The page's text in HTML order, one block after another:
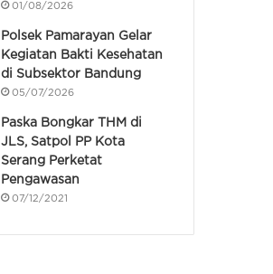
01/08/2026
Polsek Pamarayan Gelar
Kegiatan Bakti Kesehatan
di Subsektor Bandung
05/07/2026
Paska Bongkar THM di
JLS, Satpol PP Kota
Serang Perketat
Pengawasan
07/12/2021